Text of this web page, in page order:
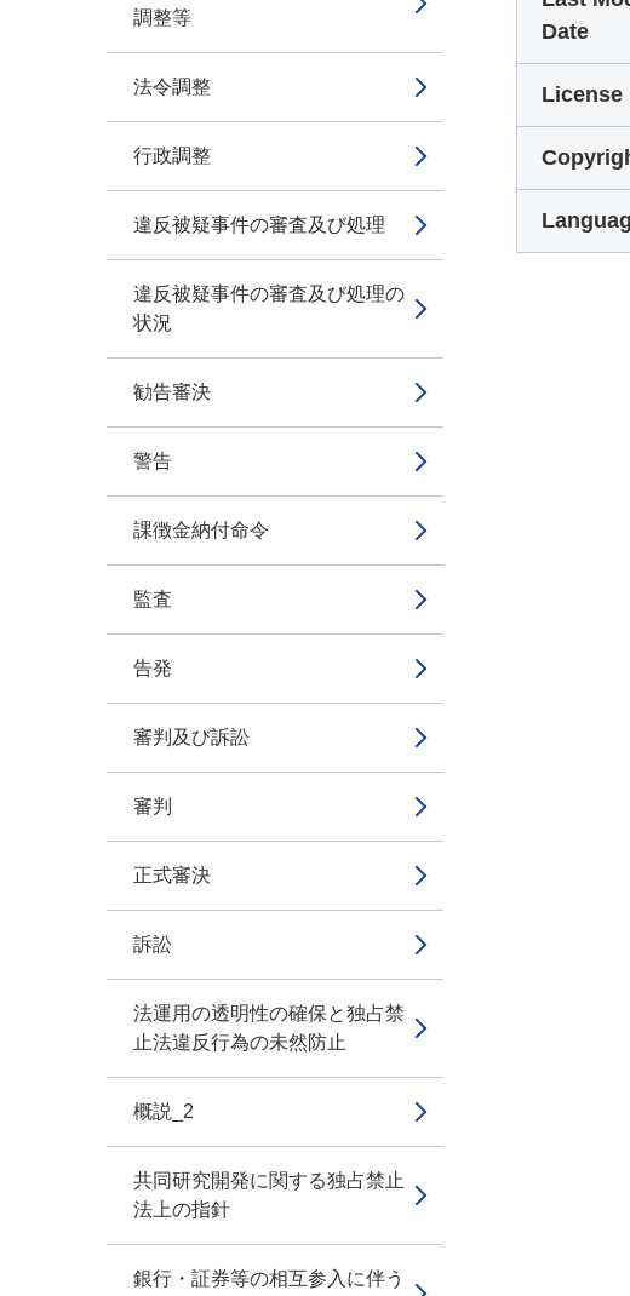
調整等
法令調整
行政調整
違反被疑事件の審査及び処理
違反被疑事件の審査及び処理の
状況
勧告審決
警告
課徴金納付命令
監査
告発
審判及び訴訟
審判
正式審決
訴訟
法運用の透明性の確保と独占禁
止法違反行為の未然防止
概説_2
共同研究開発に関する独占禁止
法上の指針
銀行・証券等の相互参入に伴う
Date
License